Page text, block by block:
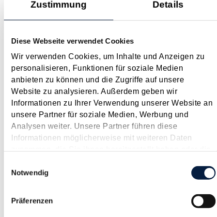
Zustimmung Details
Diese Webseite verwendet Cookies
Wir verwenden Cookies, um Inhalte und Anzeigen zu
personalisieren, Funktionen für soziale Medien
anbieten zu können und die Zugriffe auf unsere
Website zu analysieren. Außerdem geben wir
Informationen zu Ihrer Verwendung unserer Website an
unsere Partner für soziale Medien, Werbung und
Analysen weiter. Unsere Partner führen diese
Informationen möglicherweise mit weiteren Daten
zusammen, die Sie ihnen bereitgestellt haben oder die
haben.
Notwendig
Präferenzen
Juni 2025
("Budgetsanierungsmaßnahmengesetz 2025 Teil II"). Wichtige
Aspekte sind nachfolgend...
Langtext
empfehlen drucken
Voraussetzungen für die Absetzbarkeit von Kosten für
ergonomisch geeignetes Mobiliar müssen in allen
Jahren erfüllt sein
Juni 2025
Seit der COVID-19 Pandemie können Ausgaben für
ergonomisch geeignetes Mobiliar wie insbesondere
Schreibtisch, Drehstuhl, Beleuchtung eines in der Wohnung
eingerichteten Arbeitsplatzes (Homeoffice) bis zu insgesamt